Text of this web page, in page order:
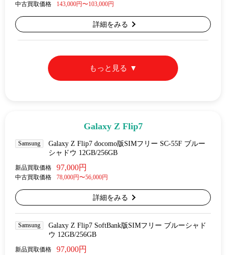
中古買取価格 143,000円〜103,000円
詳細をみる
もっと見る
Galaxy Z Flip7
Samsung
Galaxy Z Flip7 docomo版SIMフリー SC-55F ブルー
シャドウ 12GB/256GB
新品買取価格 97,000円
中古買取価格 78,000円〜56,000円
詳細をみる
Samsung
Galaxy Z Flip7 SoftBank版SIMフリー ブルーシャド
ウ 12GB/256GB
新品買取価格 97,000円